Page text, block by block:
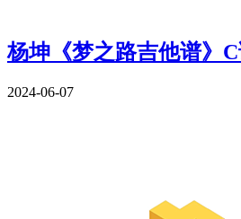
杨坤《梦之路吉他谱》
2024-06-07